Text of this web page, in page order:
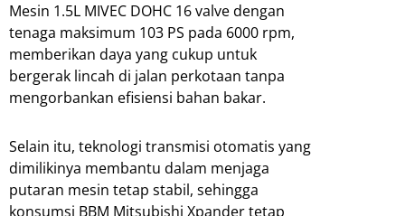
Mesin 1.5L MIVEC DOHC 16 valve dengan
tenaga maksimum 103 PS pada 6000 rpm,
memberikan daya yang cukup untuk
bergerak lincah di jalan perkotaan tanpa
mengorbankan efisiensi bahan bakar.
Selain itu, teknologi transmisi otomatis yang
dimilikinya membantu dalam menjaga
putaran mesin tetap stabil, sehingga
konsumsi BBM Mitsubishi Xpander tetap